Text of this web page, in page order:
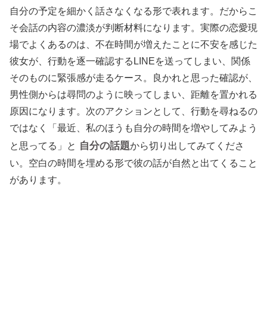
自分の予定を細かく話さなくなる形で表れます。だからこ
そ会話の内容の濃淡が判断材料になります。実際の恋愛現
場でよくあるのは、不在時間が増えたことに不安を感じた
彼女が、行動を逐一確認するLINEを送ってしまい、関係
そのものに緊張感が走るケース。良かれと思った確認が、
男性側からは尋問のように映ってしまい、距離を置かれる
原因になります。次のアクションとして、行動を尋ねるの
ではなく「最近、私のほうも自分の時間を増やしてみよう
と思ってる」と 自分の話題から切り出してみてくださ
い。空白の時間を埋める形で彼の話が自然と出てくること
があります。